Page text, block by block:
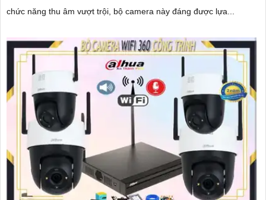
chức năng thu âm vượt trội, bộ camera này đáng được lựa...